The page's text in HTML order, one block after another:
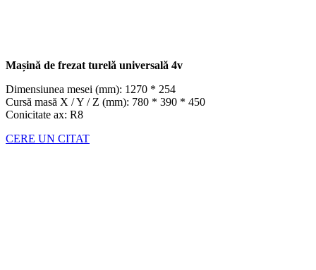
Mașină de frezat turelă universală 4v
Dimensiunea mesei (mm): 1270 * 254
Cursă masă X / Y / Z (mm): 780 * 390 * 450
Conicitate ax: R8
CERE UN CITAT